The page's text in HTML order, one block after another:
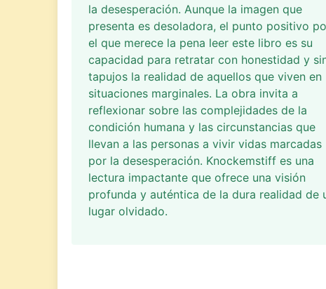
la desesperación. Aunque la imagen que
presenta es desoladora, el punto positivo
el que merece la pena leer este libro es su
capacidad para retratar con honestidad y
tapujos la realidad de aquellos que viven en
situaciones marginales. La obra invita a
reflexionar sobre las complejidades de la
condición humana y las circunstancias que
llevan a las personas a vivir vidas marcadas
por la desesperación. Knockemstiff es una
lectura impactante que ofrece una visión
profunda y auténtica de la dura realidad de
lugar olvidado.